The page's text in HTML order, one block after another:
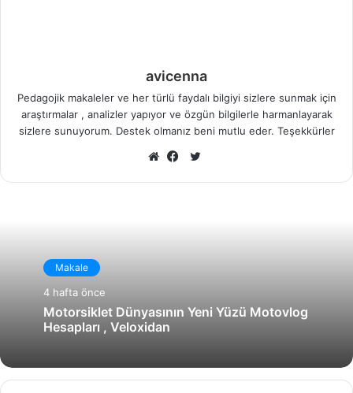
avicenna
Pedagojik makaleler ve her türlü faydalı bilgiyi sizlere sunmak için
araştırmalar , analizler yapıyor ve özgün bilgilerle harmanlayarak
sizlere sunuyorum. Destek olmanız beni mutlu eder. Teşekkürler
X
Makale
4 hafta önce
Motorsiklet Dünyasının Yeni Yüzü Motovlog
Hesapları , Veloxidan